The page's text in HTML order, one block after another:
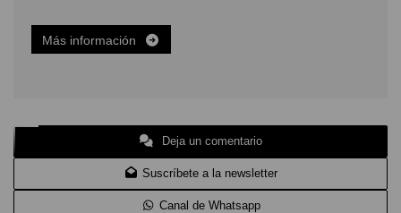
Más información
Deja un comentario
Suscríbete a la newsletter
Canal de Whatsapp